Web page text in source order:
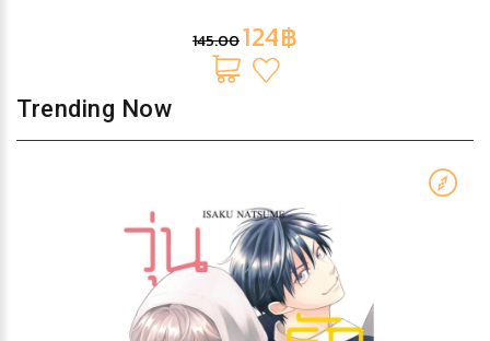
145.00124฿
Trending Now